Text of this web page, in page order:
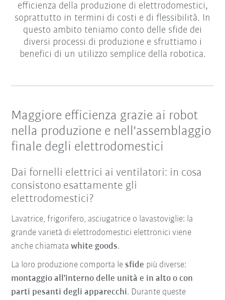
efficienza della produzione di elettrodomestici,
soprattutto in termini di costi e di flessibilità. In
questo ambito teniamo conto delle sfide dei
diversi processi di produzione e sfruttiamo i
benefici di un utilizzo semplice della robotica.
Maggiore efficienza grazie ai robot
nella produzione e nell'assemblaggio
finale degli elettrodomestici
Dai fornelli elettrici ai ventilatori: in cosa
consistono esattamente gli
elettrodomestici?
Lavatrice, frigorifero, asciugatrice o lavastoviglie: la
grande varietà di elettrodomestici elettronici viene
anche chiamatawhite goods.
La loro produzione comporta lesfide più diverse:
montaggio all'interno delle unità e in alto o con
parti pesanti degli apparecchi. Durante queste